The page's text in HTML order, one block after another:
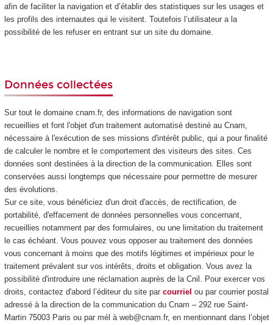
afin de faciliter la navigation et d’établir des statistiques sur les usages et
les profils des internautes qui le visitent. Toutefois l’utilisateur a la
possibilité de les refuser en entrant sur un site du domaine.
Données collectées
Sur tout le domaine cnam.fr, des informations de navigation sont
recueillies et font l'objet d'un traitement automatisé destiné au Cnam,
nécessaire à l'exécution de ses missions d'intérêt public, qui a pour finalité
de calculer le nombre et le comportement des visiteurs des sites. Ces
données sont destinées à la direction de la communication. Elles sont
conservées aussi longtemps que nécessaire pour permettre de mesurer
des évolutions.
Sur ce site, vous bénéficiez d'un droit d'accès, de rectification, de
portabilité, d'effacement de données personnelles vous concernant,
recueillies notamment par des formulaires, ou une limitation du traitement
le cas échéant. Vous pouvez vous opposer au traitement des données
vous concernant à moins que des motifs légitimes et impérieux pour le
traitement prévalent sur vos intérêts, droits et obligation. Vous avez la
possibilité d'introduire une réclamation auprès de la Cnil. Pour exercer vos
droits, contactez d'abord l’éditeur du site par courriel ou par courrier postal
adressé à la direction de la communication du Cnam – 292 rue Saint-
Martin 75003 Paris ou par mél à web@cnam.fr, en mentionnant dans l’objet